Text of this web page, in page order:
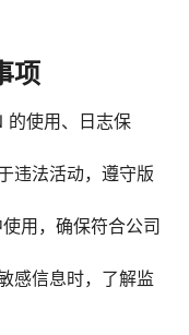
项
的使用、日志保
违法活动，遵守版
用，确保符合公司
感信息时，了解监